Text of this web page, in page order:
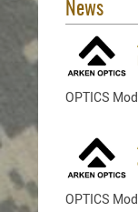
Glock
Holster
Holster
SIG-
Sauer
News
OPTICS
OPTICS